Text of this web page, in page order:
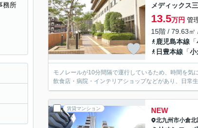
メディックス
13.5万円 管
15階 / 79.63㎡
鹿児島本線 「
日豊本線 「小
モノレールが10分間隔で運行しているため、時間を気
飲食店・病院・インテリアショップなどがあり、日常
賃貸マンション NEW
北九州市小倉北
務所